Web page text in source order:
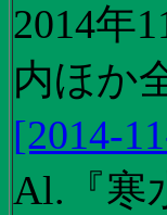
2014年
内ほか
[2014-
Al.『寒